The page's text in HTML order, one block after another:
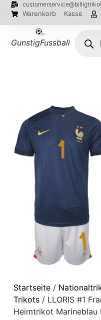
Warenkorb Kasse
GunstigFussballTrikot
Startseite/
Trikots/ LLORIS #1
Heimtrikot Marineblau